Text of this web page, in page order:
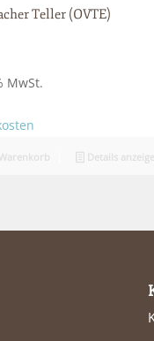
Teller (OVTE)
MwSt.
Details